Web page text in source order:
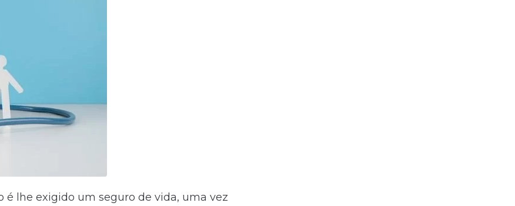
lhe exigido um seguro de vida, uma vez